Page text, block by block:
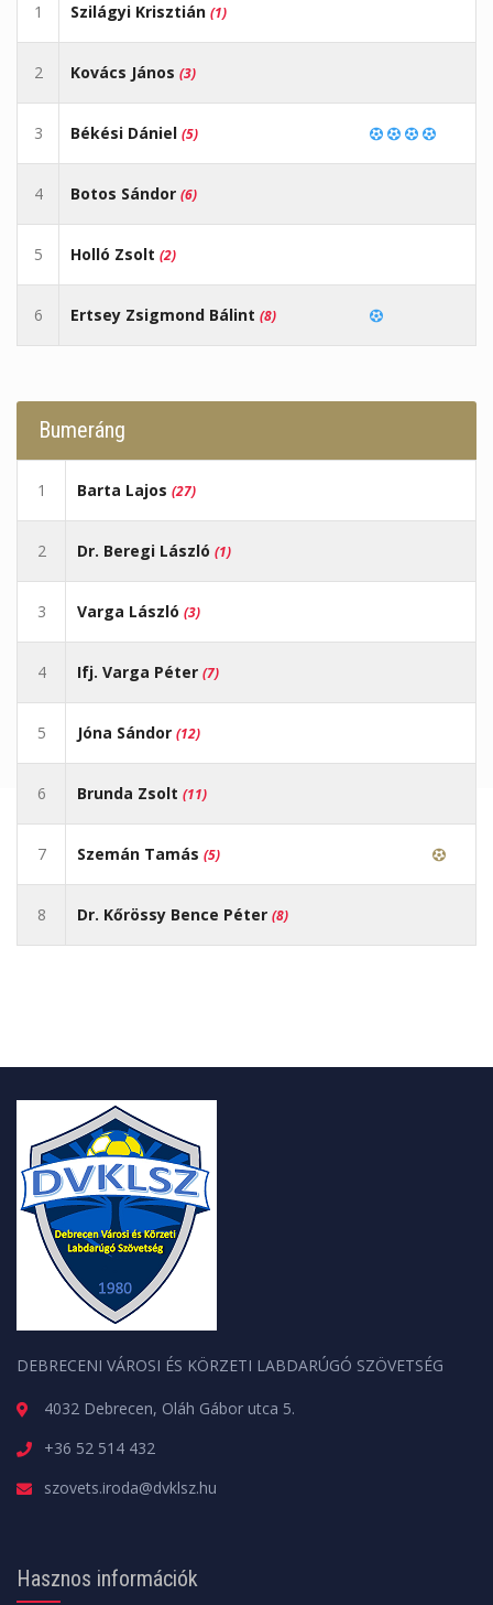
1 Szilágyi Krisztián (1)
2 Kovács János (3)
3 Békési Dániel (5)
4 Botos Sándor (6)
5 Holló Zsolt (2)
6 Ertsey Zsigmond Bálint (8)
Bumeráng
1 Barta Lajos (27)
2 Dr. Beregi László (1)
3 Varga László (3)
4 Ifj. Varga Péter (7)
5 Jóna Sándor (12)
6 Brunda Zsolt (11)
7 Szemán Tamás (5)
8 Dr. Kőrössy Bence Péter (8)
DEBRECENI VÁROSI ÉS KÖRZETI LABDARÚGÓ SZÖVETSÉG
4032 Debrecen, Oláh Gábor utca 5.
+36 52 514 432
szovets.iroda@dvklsz.hu
Hasznos információk